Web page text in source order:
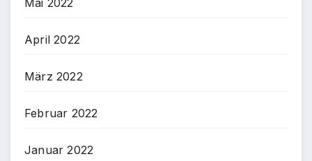
Mai 2022
April 2022
März 2022
Februar 2022
Januar 2022